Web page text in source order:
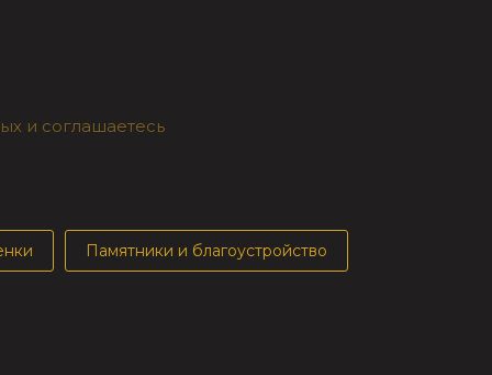
и соглашаетесь
Памятники и благоустройство